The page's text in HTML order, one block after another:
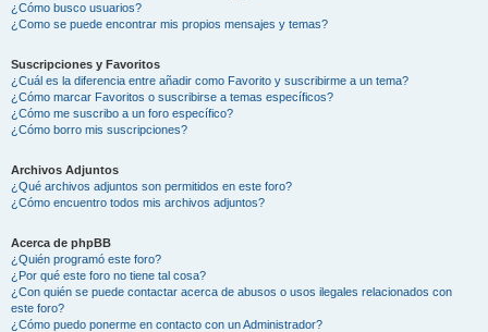
¿Cómo busco usuarios?
¿Como se puede encontrar mis propios mensajes y temas?
Suscripciones y Favoritos
¿Cuál es la diferencia entre añadir como Favorito y suscribirme a un tema?
¿Cómo marcar Favoritos o suscribirse a temas específicos?
¿Cómo me suscribo a un foro específico?
¿Cómo borro mis suscripciones?
Archivos Adjuntos
¿Qué archivos adjuntos son permitidos en este foro?
¿Cómo encuentro todos mis archivos adjuntos?
Acerca de phpBB
¿Quién programó este foro?
¿Por qué este foro no tiene tal cosa?
¿Con quién se puede contactar acerca de abusos o usos ilegales relacionados con
este foro?
¿Cómo puedo ponerme en contacto con un Administrador?